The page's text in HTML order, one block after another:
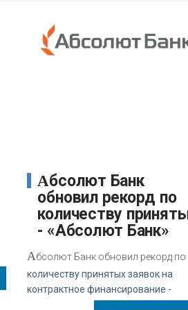
Абсолют Банк
обновил рекорд по
количеству
- «Абсолют Банк»
Абсолют Банк обновил рекорд по
количеству принятых заявок на
контрактное финансирование -